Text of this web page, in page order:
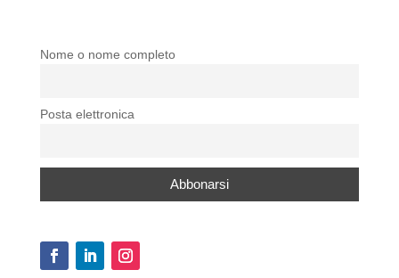
Nome o nome completo
Posta elettronica